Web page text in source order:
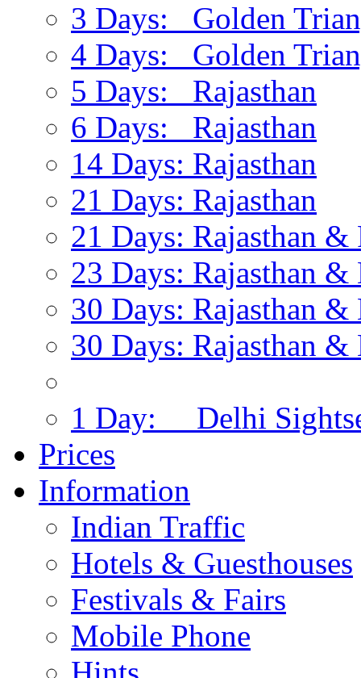
3 Days: Golden
4 Days: Golden
5 Days: Rajasthan
6 Days: Rajasthan
14 Days: Rajasthan
21 Days: Rajasthan
21 Days: Rajasthan &
23 Days: Rajasthan
30 Days: Rajasthan
30 Days: Rajasthan
1 Day: Delhi
Prices
Information
Indian Traffic
Hotels & Guesthouses
Festivals & Fairs
Mobile Phone